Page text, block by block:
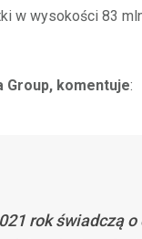
w wysokości 83
Group, komentuje:
rok świadczą